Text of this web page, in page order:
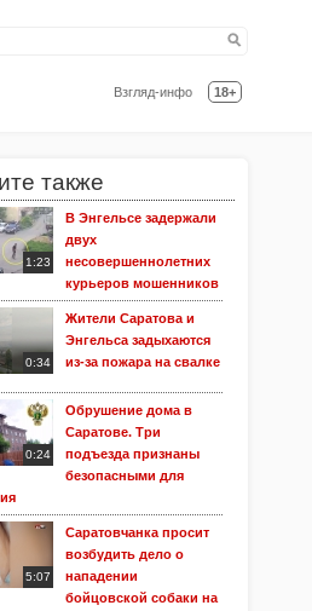
Взгляд-инфо 18+
также
1:23
В Энгельсе задержали
двух
несовершеннолетних
курьеров мошенников
0:34
Жители Саратова и
Энгельса задыхаются
из-за пожара на свалке
0:24
Обрушение дома в
Саратове. Три
подъезда признаны
безопасными для
5:07
Саратовчанка просит
возбудить дело о
нападении
бойцовской собаки на